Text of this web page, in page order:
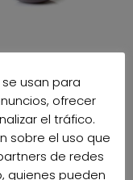
usan para
ofrecer
el tráfico.
sobre el uso que
de redes
quienes pueden